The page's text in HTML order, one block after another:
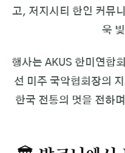
고, 저지시티 한인 커뮤
욱
행사는 AKUS 한미연합
선 미주 국악협회장의
한국 전통의 멋을 전하